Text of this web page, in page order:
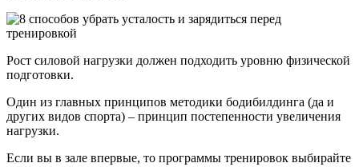
Рост силовой нагрузки должен подходить уровню физической
подготовки.
Один из главных принципов методики бодибилдинга (да и
других видов спорта) – принцип постепенности увеличения
нагрузки.
Если вы в зале впервые, то программы тренировок выбирайте